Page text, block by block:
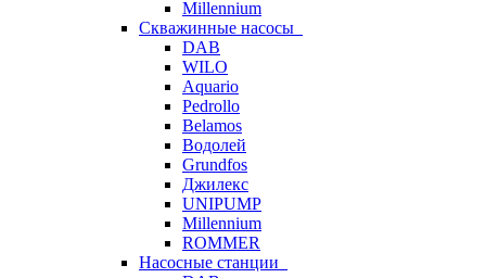
Millennium
Скважинные насосы
DAB
WILO
Aquario
Pedrollo
Belamos
Водолей
Grundfos
Джилекс
UNIPUMP
Millennium
ROMMER
Насосные станции